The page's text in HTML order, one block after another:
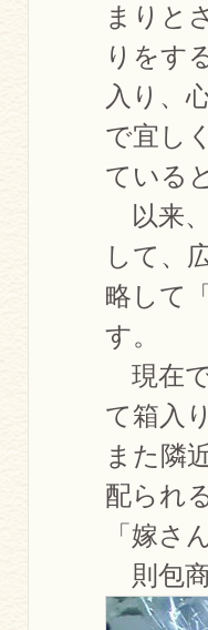
まりと
りをす
入り、
で宜し
ている
以来
して、
略して
す。
現在
て箱入
また隣
配られ
「嫁さ
則包